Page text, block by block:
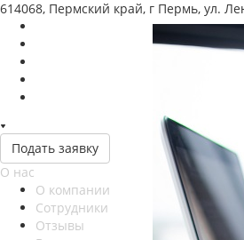
614068, Пермский край, г Пермь, ул.
Подать заявку
О нас
О компании
Сотрудники
Отзывы